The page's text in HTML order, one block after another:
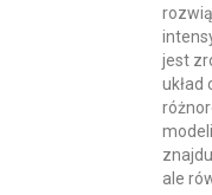
jest
układ
ale